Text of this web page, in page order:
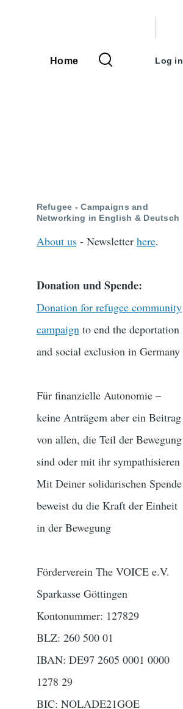
Main
Home
menu
Log in
Refugee - Campaigns and
Networking in English & Deutsch
About us- Newsletter here.
Donation und Spende:
Donation for refugee community
campaignto end the deportation
and social exclusion in Germany
Für finanzielle Autonomie –
keine Anträgem aber ein Beitrag
von allen, die Teil der Bewegung
sind oder mit ihr sympathisieren
Mit Deiner solidarischen Spende
beweist du die Kraft der Einheit
in der Bewegung
Förderverein The VOICE e.V.
Sparkasse Göttingen
Kontonummer: 127829
BLZ: 260 500 01
IBAN: DE97 2605 0001 0000
1278 29
BIC: NOLADE21GOE